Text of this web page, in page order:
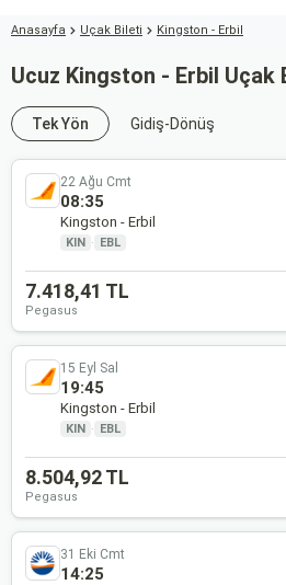
Anasayfa Uçak Bileti Kingston - Erbil
Ucuz Kingston - Erbil Uçak
Tek Yön Gidiş-Dönüş
22 Ağu Cmt
08:35
Kingston - Erbil
KIN · EBL
7.418,41 TL
Pegasus
15 Eyl Sal
19:45
Kingston - Erbil
KIN · EBL
8.504,92 TL
Pegasus
31 Eki Cmt
14:25